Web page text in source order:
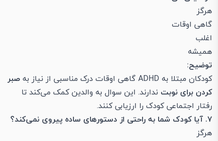
هرگز
گاهی اوقات
اغلب
همیشه
توضیح:
کودکان مبتلا به ADHD گاهی اوقات درک مناسبی از نیاز به
صبر
کردن برای نوبت ندارند. این سوال به والدین کمک می‌کند تا
رفتار اجتماعی کودک را ارزیابی کنند.
۷. آیا کودک شما به راحتی از دستورهای ساده پیروی نمی‌کند؟
هرگز